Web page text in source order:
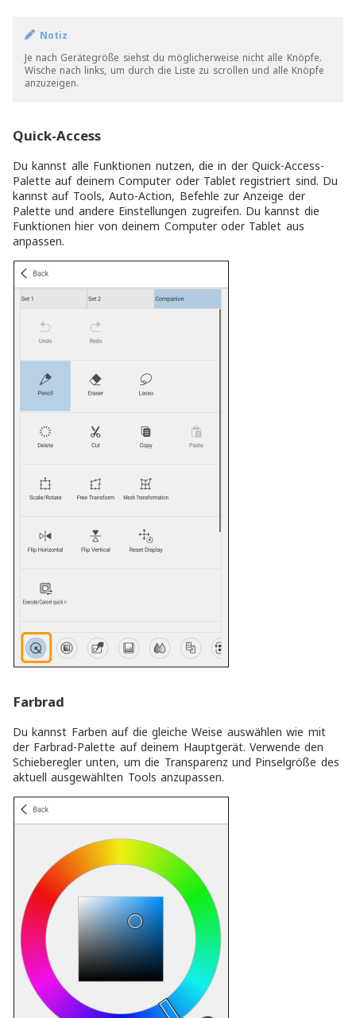
Notiz
Je nach Gerätegröße siehst du möglicherweise nicht alle Knöpfe.
Wische nach links, um durch die Liste zu scrollen und alle Knöpfe
anzuzeigen.
Quick-Access
Du kannst alle Funktionen nutzen, die in der Quick-Access-
Palette auf deinem Computer oder Tablet registriert sind. Du
kannst auf Tools, Auto-Action, Befehle zur Anzeige der
Palette und andere Einstellungen zugreifen. Du kannst die
Funktionen hier von deinem Computer oder Tablet aus
anpassen.
Farbrad
Du kannst Farben auf die gleiche Weise auswählen wie mit
der Farbrad-Palette auf deinem Hauptgerät. Verwende den
Schieberegler unten, um die Transparenz und Pinselgröße des
aktuell ausgewählten Tools anzupassen.